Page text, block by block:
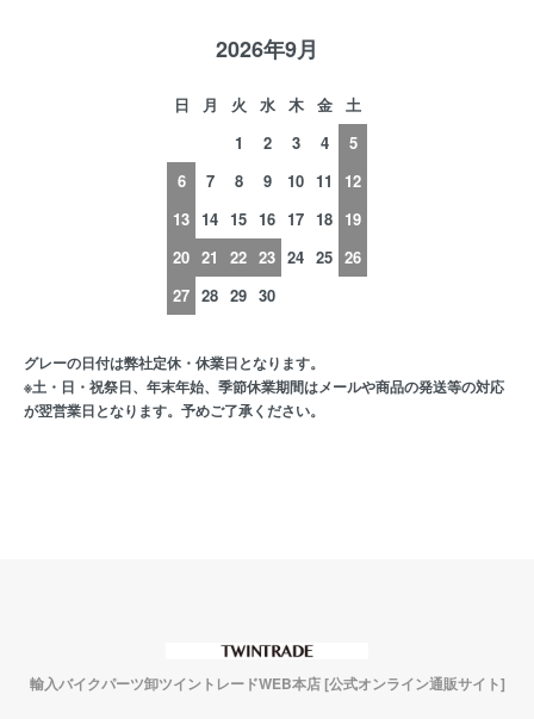
2026年9月
日 月 火 水 木 金
土
1
2 3 4
5
6
7 8 9 10 11
12
13 14 15 16 17 18 19
20 21 22 23 24 25 26
27 28 29 30
グレーの日付は弊社定休・休業日となります。
※土・日・祝祭日、年末年始、季節休業期間はメールや商品の発送等の対応
が翌営業日となります。予めご了承ください。
輸入バイクパーツ卸ツイントレードWEB本店 [公式オンライン通販サイト]